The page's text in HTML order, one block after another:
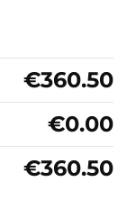
€360.50
€0.00
€360.50
Collezione